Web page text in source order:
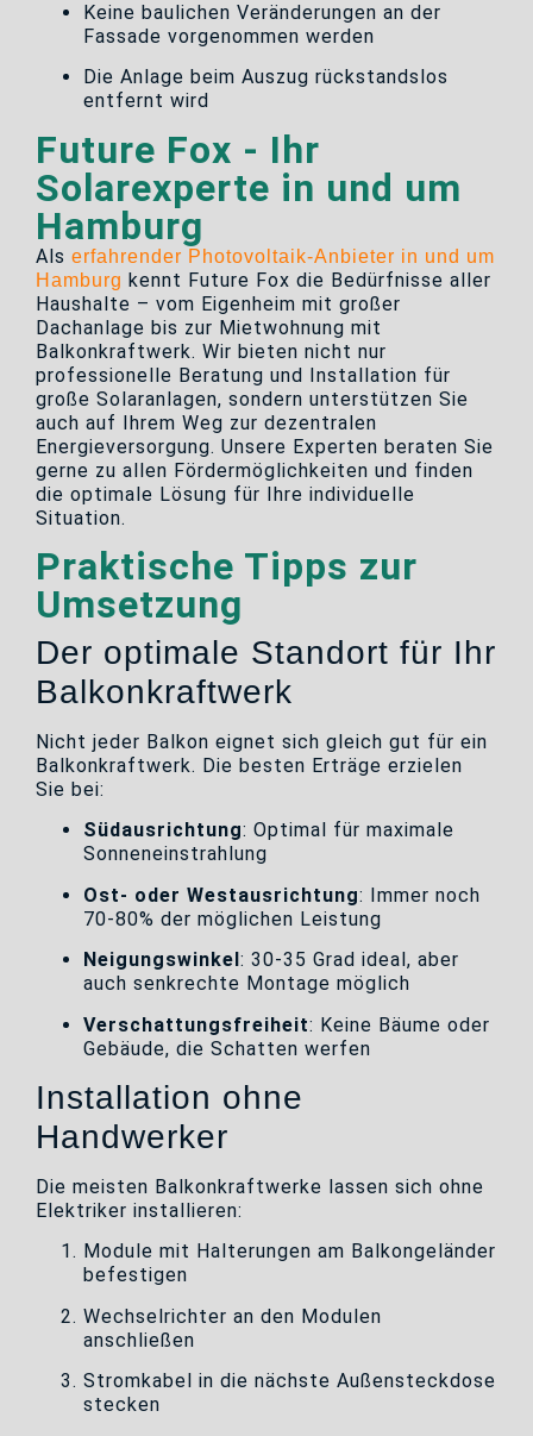
Keine baulichen Veränderungen an der
Fassade vorgenommen werden
Die Anlage beim Auszug rückstandslos
entfernt wird
Future Fox - Ihr
Solarexperte in und um
Hamburg
Als erfahrender Photovoltaik-Anbieter in und um
Hamburg kennt Future Fox die Bedürfnisse aller
Haushalte – vom Eigenheim mit großer
Dachanlage bis zur Mietwohnung mit
Balkonkraftwerk. Wir bieten nicht nur
professionelle Beratung und Installation für
große Solaranlagen, sondern unterstützen Sie
auch auf Ihrem Weg zur dezentralen
Energieversorgung. Unsere Experten beraten Sie
gerne zu allen Fördermöglichkeiten und finden
die optimale Lösung für Ihre individuelle
Situation.
Praktische Tipps zur
Umsetzung
Der optimale Standort für Ihr
Balkonkraftwerk
Nicht jeder Balkon eignet sich gleich gut für ein
Balkonkraftwerk. Die besten Erträge erzielen
Sie bei:
Südausrichtung: Optimal für maximale
Sonneneinstrahlung
Ost- oder Westausrichtung: Immer noch
70-80% der möglichen Leistung
Neigungswinkel : 30-35 Grad ideal, aber
auch senkrechte Montage möglich
Verschattungsfreiheit: Keine Bäume oder
Gebäude, die Schatten werfen
Installation ohne
Handwerker
Die meisten Balkonkraftwerke lassen sich ohne
Elektriker installieren:
Module mit Halterungen am Balkongeländer
befestigen
Wechselrichter an den Modulen
anschließen
Stromkabel in die nächste Außensteckdose
stecken